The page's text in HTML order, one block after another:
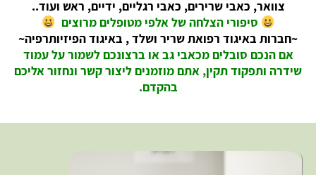
צוואר, כאבי שרירים, כאבי רגליים, ידיים, ראש ועוד..
סיפורי הצלחה של אלפי מטופלים מרוצים
~חברות באיגוד רפואת שריר ושלד , באיגוד הפיזיותרפיה~
אם הנכם סובלים מכאבי גב או ברצונכם לשמור על עמוד
שידרה ותפקוד תקין, אתם מוזמנים ליצור קשר ונחזור אליכם
בהקדם.